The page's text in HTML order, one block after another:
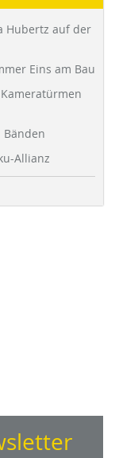
Hubertz auf der
Eins am Bau
Bänden
Allianz